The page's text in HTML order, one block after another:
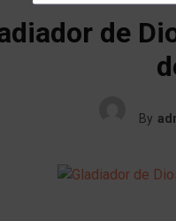
de
By